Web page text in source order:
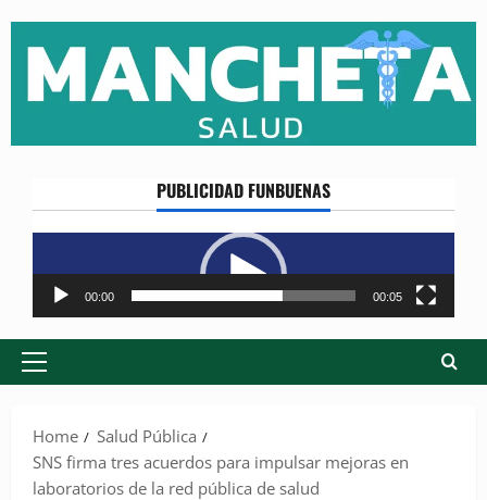
content
PUBLICIDAD FUNBUENAS
Reproductor
de
vídeo
00:00 00:05
Primary
Home
Salud Pública
SNS firma tres acuerdos para impulsar mejoras en
laboratorios de la red pública de salud